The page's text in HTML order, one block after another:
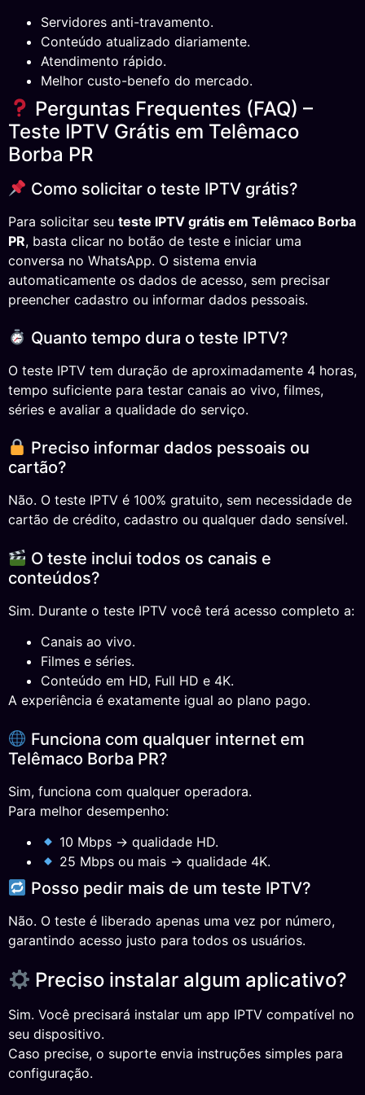
Servidores anti-travamento.
Conteúdo atualizado diariamente.
Atendimento rápido.
Melhor custo-benefo do mercado.
Perguntas Frequentes (FAQ) –
Teste IPTV Grátis em Telêmaco
Borba PR
Como solicitar o teste IPTV grátis?
Para solicitar seu teste IPTV grátis em Telêmaco Borba
PR, basta clicar no botão de teste e iniciar uma
conversa no WhatsApp. O sistema envia
automaticamente os dados de acesso, sem precisar
preencher cadastro ou informar dados pessoais.
Quanto tempo dura o teste IPTV?
O teste IPTV tem duração de aproximadamente 4 horas,
tempo suficiente para testar canais ao vivo, filmes,
séries e avaliar a qualidade do serviço.
Preciso informar dados pessoais ou
cartão?
Não. O teste IPTV é 100% gratuito, sem necessidade de
cartão de crédito, cadastro ou qualquer dado sensível.
O teste inclui todos os canais e
conteúdos?
Sim. Durante o teste IPTV você terá acesso completo a:
Canais ao vivo.
Filmes e séries.
Conteúdo em HD, Full HD e 4K.
A experiência é exatamente igual ao plano pago.
Funciona com qualquer internet em
Telêmaco Borba PR?
Sim, funciona com qualquer operadora.
Para melhor desempenho:
10 Mbps → qualidade HD.
25 Mbps ou mais → qualidade 4K.
Posso pedir mais de um teste IPTV?
Não. O teste é liberado apenas uma vez por número,
garantindo acesso justo para todos os usuários.
Preciso instalar algum aplicativo?
Sim. Você precisará instalar um app IPTV compatível no
seu dispositivo.
Caso precise, o suporte envia instruções simples para
configuração.